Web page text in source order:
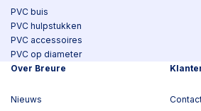
PVC buis
PVC hulpstukken
PVC accessoires
PVC op diameter
Over Breure
Nieuws